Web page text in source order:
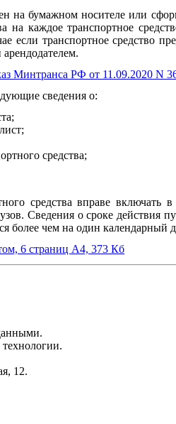
на бумажном носителе или
на каждое транспортное
если транспортное средство
Минтранса РФ от 11.09.2020 N
сведения о:
средства;
средства вправе включать
Сведения о сроке действия
более чем на один
6 страниц А4, 373 Кб
12.